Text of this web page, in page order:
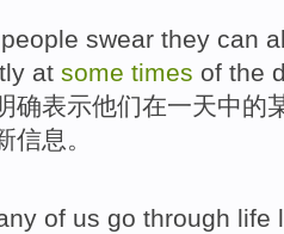
people swear they can
at some times of the
确表示他们在一天中的
信息。
of us go through